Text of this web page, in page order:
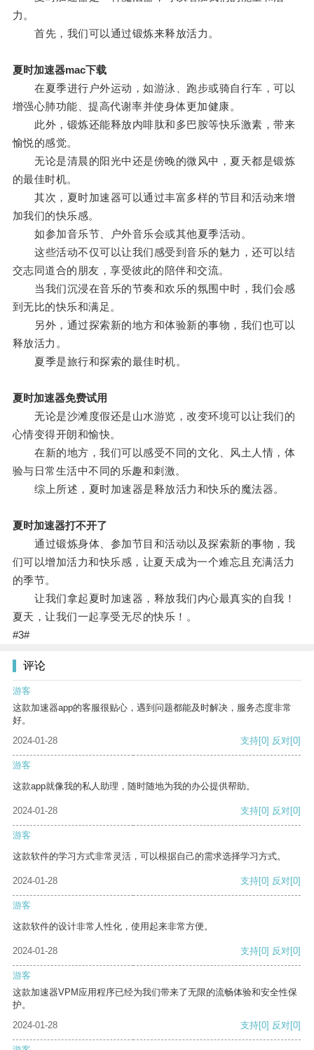
力。
首先，我们可以通过锻炼来释放活力。
夏时加速器mac下载
在夏季进行户外运动，如游泳、跑步或骑自行车，可以
增强心肺功能、提高代谢率并使身体更加健康。
此外，锻炼还能释放内啡肽和多巴胺等快乐激素，带来
愉悦的感觉。
无论是清晨的阳光中还是傍晚的微风中，夏天都是锻炼
的最佳时机。
其次，夏时加速器可以通过丰富多样的节目和活动来增
加我们的快乐感。
如参加音乐节、户外音乐会或其他夏季活动。
这些活动不仅可以让我们感受到音乐的魅力，还可以结
交志同道合的朋友，享受彼此的陪伴和交流。
当我们沉浸在音乐的节奏和欢乐的氛围中时，我们会感
到无比的快乐和满足。
另外，通过探索新的地方和体验新的事物，我们也可以
释放活力。
夏季是旅行和探索的最佳时机。
夏时加速器免费试用
无论是沙滩度假还是山水游览，改变环境可以让我们的
心情变得开朗和愉快。
在新的地方，我们可以感受不同的文化、风土人情，体
验与日常生活中不同的乐趣和刺激。
综上所述，夏时加速器是释放活力和快乐的魔法器。
夏时加速器打不开了
通过锻炼身体、参加节目和活动以及探索新的事物，我
们可以增加活力和快乐感，让夏天成为一个难忘且充满活力
的季节。
让我们拿起夏时加速器，释放我们内心最真实的自我！
夏天，让我们一起享受无尽的快乐！。
#3#
评论
游客
这款加速器app的客服很贴心，遇到问题都能及时解决，服务态度非常
好。
2024-01-28
支持[0] 反对[0]
游客
这款app就像我的私人助理，随时随地为我的办公提供帮助。
2024-01-28 支持[0] 反对[0]
游客
这款软件的学习方式非常灵活，可以根据自己的需求选择学习方式。
2024-01-28 支持[0] 反对[0]
游客
这款软件的设计非常人性化，使用起来非常方便。
2024-01-28 支持[0] 反对[0]
游客
这款加速器VPM应用程序已经为我们带来了无限的流畅体验和安全性保
护。
2024-01-28
支持[0] 反对[0]